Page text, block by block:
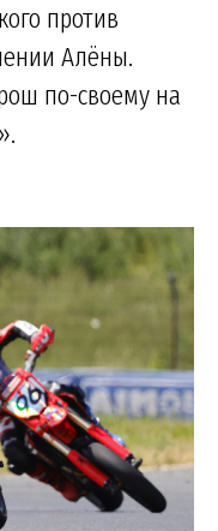
против
Алёны.
по-своему на